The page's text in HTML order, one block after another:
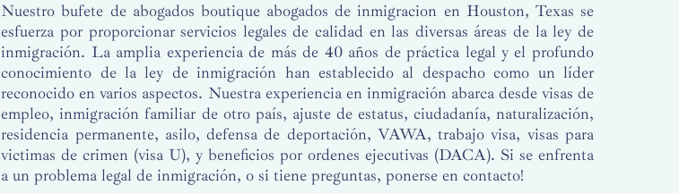
Nuestro bufete de abogados boutique abogados de inmigracion en Houston, Texas se
esfuerza por proporcionar servicios legales de calidad en las diversas áreas de la ley de
inmigración. La amplia experiencia de más de 40 años de práctica legal y el profundo
conocimiento de la ley de inmigración han establecido al despacho como un líder
reconocido en varios aspectos. Nuestra experiencia en inmigración abarca desde visas de
empleo, inmigración familiar de otro país, ajuste de estatus, ciudadanía, naturalización,
residencia permanente, asilo, defensa de deportación, VAWA, trabajo visa, visas para
victimas de crimen (visa U), y beneficios por ordenes ejecutivas (DACA). Si se enfrenta
a un problema legal de inmigración, o si tiene preguntas, ponerse en contacto!